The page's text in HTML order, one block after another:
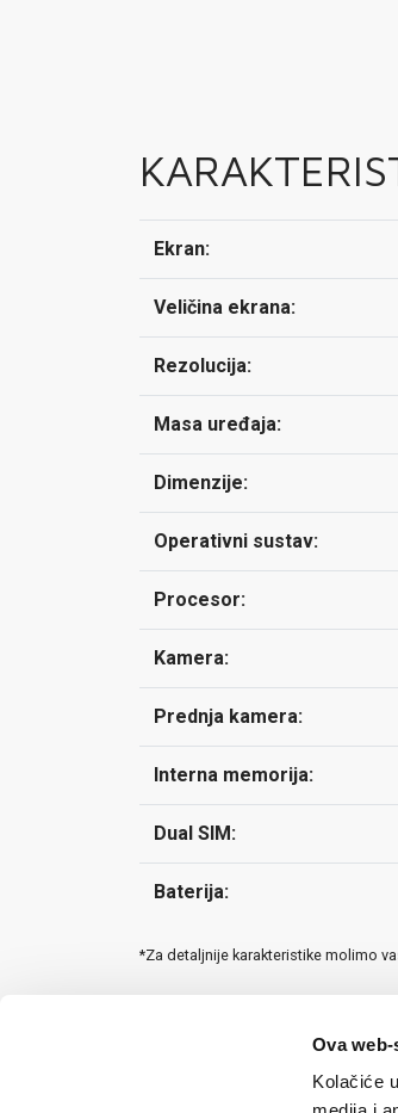
Ova
Kolačiće
Ekran:
Veličina ekrana:
Rezolucija:
Masa uređaja:
Dimenzije:
Operativni sustav:
Procesor:
Kamera:
Prednja kamera:
Interna memorija:
Dual SIM:
Baterija:
*Za detaljnije karakteristike molimo